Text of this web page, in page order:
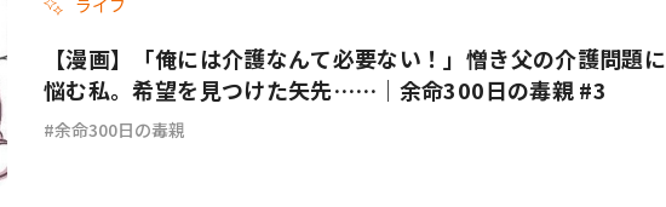
ライフ
【漫画】「俺には介護なんて必要ない！」憎き父の介護問題に
悩む私。希望を見つけた矢先……｜余命300日の毒親 #3
余命300日の毒親